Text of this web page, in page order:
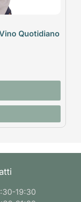
Quotidiano
19:30